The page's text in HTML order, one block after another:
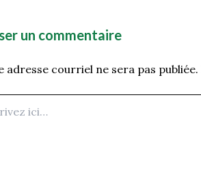
un commentaire
adresse courriel ne sera pas publiée.